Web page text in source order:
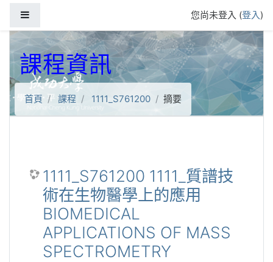
您尚未登入 (登入)
課程資訊
首頁 課程 1111_S761200 摘要
1111_S761200 1111_質譜技
術在生物醫學上的應用
BIOMEDICAL
APPLICATIONS OF MASS
SPECTROMETRY